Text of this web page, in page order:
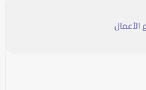
الأعمال